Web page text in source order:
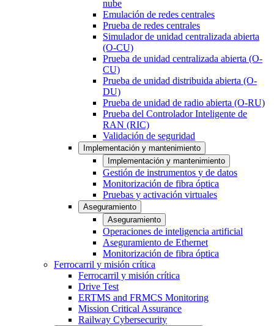
nube
Emulación de redes centrales
Prueba de redes centrales
Simulador de unidad centralizada abierta
(O-CU)
Prueba de unidad centralizada abierta (O-
CU)
Prueba de unidad distribuida abierta (O-
DU)
Prueba de unidad de radio abierta (O-RU)
Prueba del Controlador Inteligente de
RAN (RIC)
Validación de seguridad
Implementación y mantenimiento
Implementación y mantenimiento
Gestión de instrumentos y de datos
Monitorización de fibra óptica
Pruebas y activación virtuales
Aseguramiento
Aseguramiento
Operaciones de inteligencia artificial
Aseguramiento de Ethernet
Monitorización de fibra óptica
Ferrocarril y misión crítica
Ferrocarril y misión crítica
Drive Test
ERTMS and FRMCS Monitoring
Mission Critical Assurance
Railway Cybersecurity